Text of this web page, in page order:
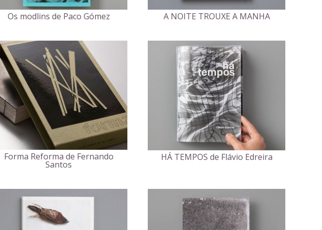
Os modlins de Paco Gómez A NOITE TROUXE A MANHA
Forma Reforma de Fernando
Santos
HÁ TEMPOS de Flávio Edreira